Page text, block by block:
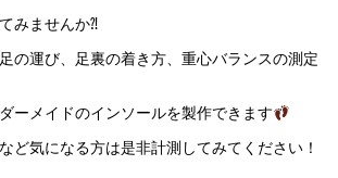
みませんか⁈
の運び、足裏の着き方、重心バランスの測定
ーメイドのインソールを製作できます
ど気になる方は是非計測してみてください！